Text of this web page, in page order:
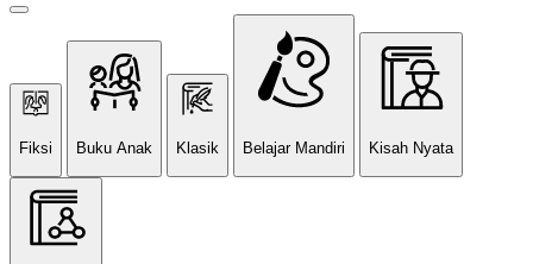
Fiksi Buku Anak Klasik Belajar Mandiri Kisah Nyata